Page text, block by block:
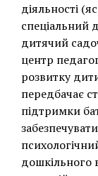
діяльності
спеціальний
дитячий
центр
розвитку
передбачає
підтримки
дошкільного